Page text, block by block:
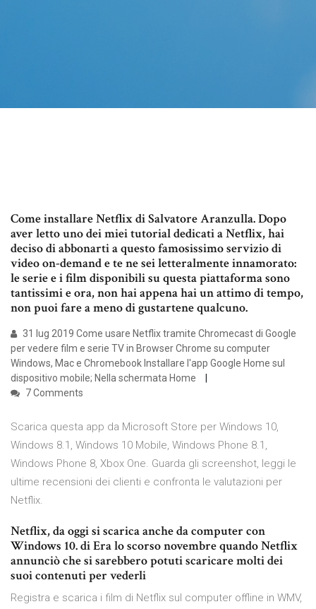
Come installare Netflix di Salvatore Aranzulla. Dopo
aver letto uno dei miei tutorial dedicati a Netflix, hai
deciso di abbonarti a questo famosissimo servizio di
video on-demand e te ne sei letteralmente innamorato:
le serie e i film disponibili su questa piattaforma sono
tantissimi e ora, non hai appena hai un attimo di tempo,
non puoi fare a meno di gustartene qualcuno.
31 lug 2019 Come usare Netflix tramite Chromecast di Google
per vedere film e serie TV in Browser Chrome su computer
Windows, Mac e Chromebook Installare l'app Google Home sul
dispositivo mobile; Nella schermata Home
7 Comments
Scarica questa app da Microsoft Store per Windows 10,
Windows 8.1, Windows 10 Mobile, Windows Phone 8.1,
Windows Phone 8, Xbox One. Guarda gli screenshot, leggi le
ultime recensioni dei clienti e confronta le valutazioni per
Netflix.
Netflix, da oggi si scarica anche da computer con
Windows 10. di Era lo scorso novembre quando Netflix
annunciò che si sarebbero potuti scaricare molti dei
suoi contenuti per vederli
Registra e scarica i film di Netflix sul computer offline in WMV,